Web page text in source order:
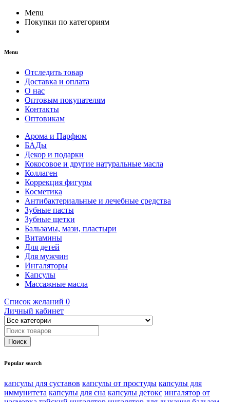
Menu
Покупки по категориям
Menu
Отследить товар
Доставка и оплата
О нас
Оптовым покупателям
Контакты
Оптовикам
Арома и Парфюм
БАДы
Декор и подарки
Кокосовое и другие натуральные масла
Коллаген
Коррекция фигуры
Косметика
Антибактериальные и лечебные средства
Зубные пасты
Зубные щетки
Бальзамы, мази, пластыри
Витамины
Для детей
Для мужчин
Ингаляторы
Капсулы
Массажные масла
Список желаний 0
Личный кабинет
Popular search
капсулы для суставов капсулы от простуды капсулы для
иммунитета капсулы для сна капсулы детокс ингалятор от